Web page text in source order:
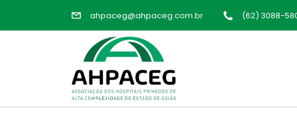
ahpaceg@ahpaceg.com.br (62) 3088-